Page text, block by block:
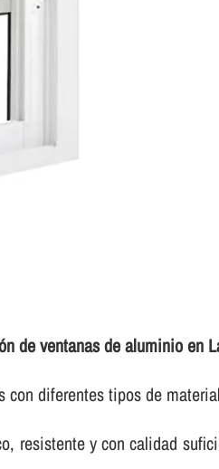
de ventanas de aluminio en
diferentes tipos de
resistente y con calidad